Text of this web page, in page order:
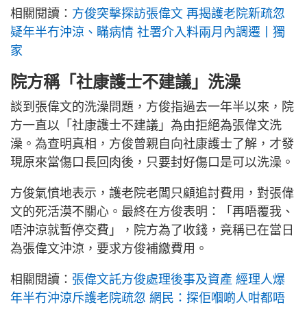
相關閱讀： 方俊突擊探訪張偉文 再揭護老院新疏忽
疑年半冇沖涼、瞞病情 社署介入料兩月內調遷丨獨
家
院方稱「社康護士不建議」洗澡
談到張偉文的洗澡問題，方俊指過去一年半以來，院
方一直以「社康護士不建議」為由拒絕為張偉文洗
澡。為查明真相，方俊曾親自向社康護士了解，才發
現原來當傷口長回肉後，只要封好傷口是可以洗澡。
方俊氣憤地表示，護老院老闆只顧追討費用，對張偉
文的死活漠不關心。最終在方俊表明：「再唔覆我、
唔沖涼就暫停交費」，院方為了收錢，竟稱已在當日
為張偉文沖涼，要求方俊補繳費用。
相關閱讀： 張偉文託方俊處理後事及資產 經理人爆
年半冇沖涼斥護老院疏忽 網民：探佢嗰啲人咁都唔